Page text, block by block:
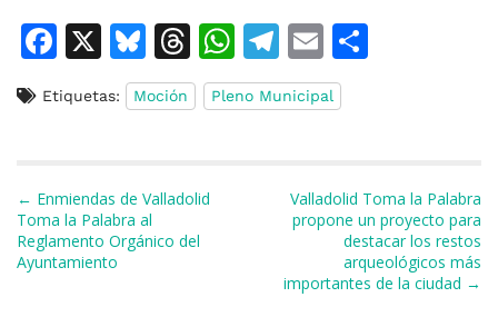
F
c
b
o
o
X
Bl
u
e
k
y
T
h
re
d
s
W
h
at
T
el
e
a
m
E
m
ai
ar
ti
r
Etiquetas: Moción Pleno Municipal
Navegación de entradas
← Enmiendas de Valladolid
Toma la Palabra al
Reglamento Orgánico del
Ayuntamiento
Valladolid Toma la Palabra
propone un proyecto para
destacar los restos
arqueológicos más
importantes de la ciudad →